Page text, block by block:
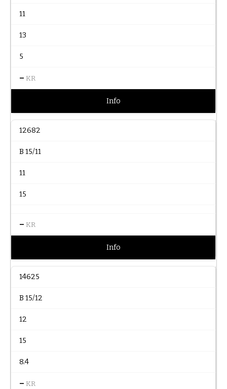
11
13
5
– KR
Info
12682
B 15/11
11
15
– KR
Info
14625
B 15/12
12
15
8.4
– KR